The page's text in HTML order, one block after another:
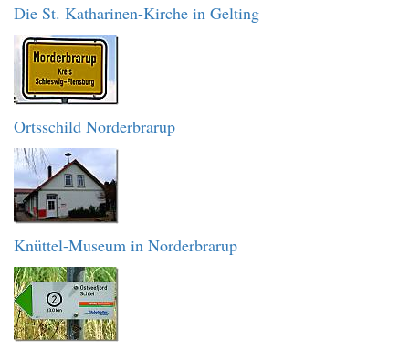
Die St. Katharinen-Kirche in Gelting
Ortsschild Norderbrarup
Knüttel-Museum in Norderbrarup